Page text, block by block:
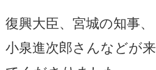
復興大臣、宮城の知事、
小泉進次郎さんなどが来